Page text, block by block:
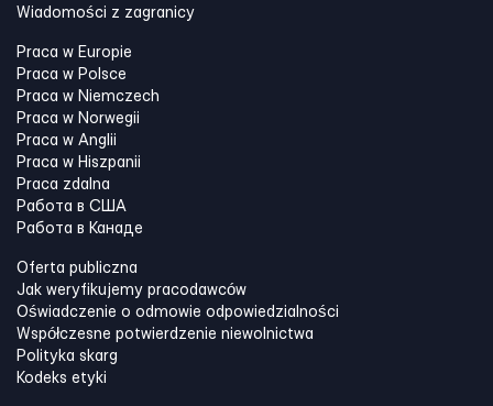
Wiadomości z zagranicy
Praca w Europie
Praca w Polsce
Praca w Niemczech
Praca w Norwegii
Praca w Anglii
Praca w Hiszpanii
Praca zdalna
Работа в США
Работа в Канадe
Oferta publiczna
Jak weryfikujemy pracodawców
Oświadczenie o odmowie odpowiedzialności
Współczesne potwierdzenie niewolnictwa
Polityka skarg
Kodeks etyki